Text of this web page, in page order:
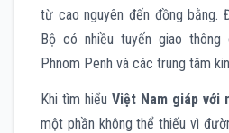
từ cao nguyên đến đồng bằng.
Bộ có nhiều tuyến giao
Phnom Penh và các trung tâm
Khi tìm hiểu Việt Nam giáp với
một phần không thể thiếu vì